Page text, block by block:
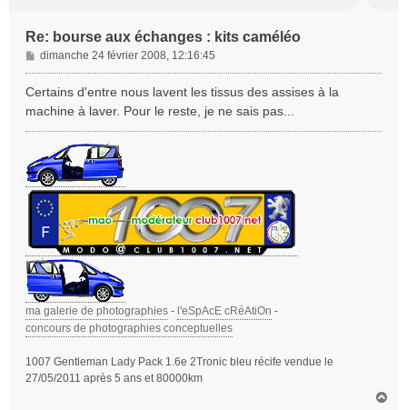
Re: bourse aux échanges : kits caméléo
M
e
s
dimanche 24 février 2008, 12:16:45
Certains d'entre nous lavent les tissus des assises à la
machine à laver. Pour le reste, je ne sais pas...
ma galerie de photographies - l'eSpAcE cRéAtiOn -
concours de photographies conceptuelles
1007 Gentleman Lady Pack 1.6e 2Tronic bleu récife vendue le
27/05/2011 après 5 ans et 80000km